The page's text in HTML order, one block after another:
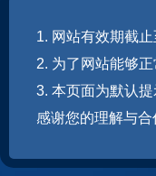
1. 网站有效期截止
2. 为了网站能够
3. 本页面为默认
感谢您的理解与合